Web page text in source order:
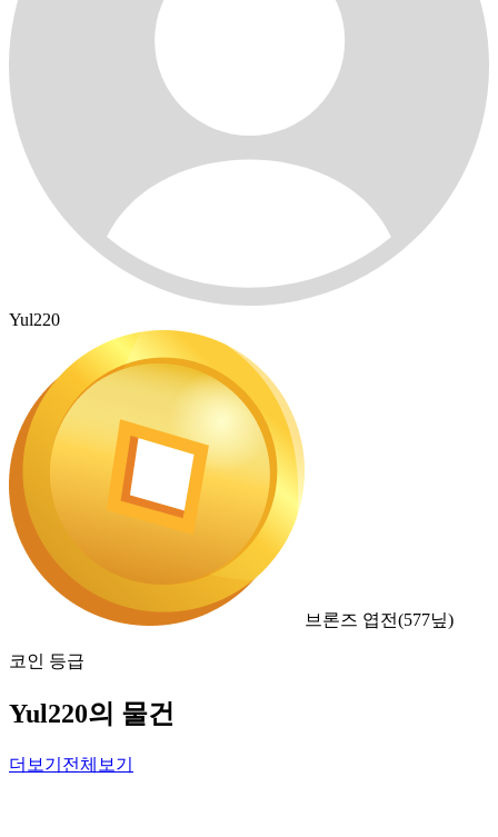
Yul220
브론즈 엽전(577닢)
코인 등급
Yul220의 물건
더보기 전체보기